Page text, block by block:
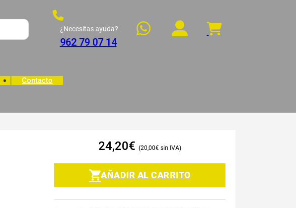
¿Necesitas ayuda?
962 79 07 14
Contacto
24,20€ 20,00€
AÑADIR AL CARRITO